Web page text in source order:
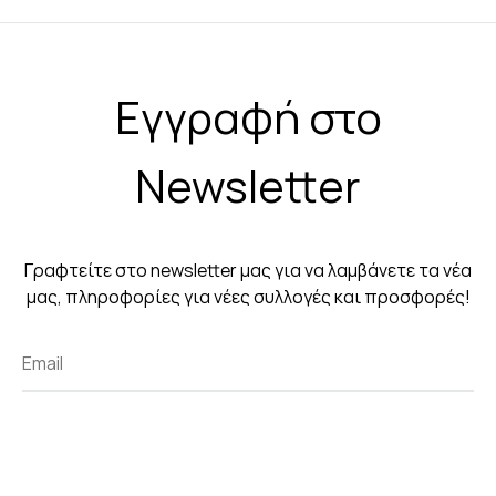
Εγγραφή στο
Newsletter
Γραφτείτε στο newsletter μας για να λαμβάνετε τα νέα
μας, πληροφορίες για νέες συλλογές και προσφορές!